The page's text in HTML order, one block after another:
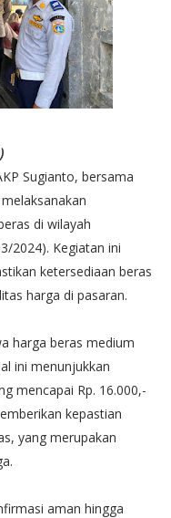
Sugianto, bersama
di wilayah
2024). Kegiatan ini
ketersediaan beras
harga di pasaran.
harga beras medium
ini menunjukkan
mencapai Rp. 16.000,-
kepastian
yang merupakan
aman hingga